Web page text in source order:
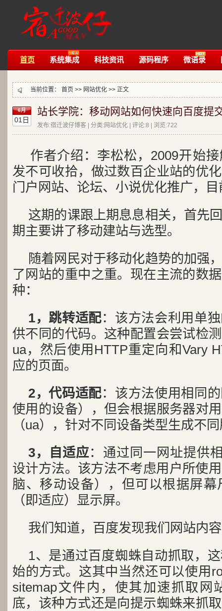
首页 系统集成 科技资讯 源码程序 微语录
当前位置： 首页 >> 网站优化 >> 正文
6月
01日
站长学院：移动网站如何快速向百度提
发布:宿迁波仔博客 | 分类:网站优化 | 评论:8 | 浏览:722
作者介绍：李松松，2009开始
发不可收拾，做过数百企业站的优
门户网站、论坛、小说优化推广，
这期的课跟上期息息相关，首先
期主要讲了移动建站与选型。
随着网民对于移动化趋势的加强
了网站的重中之重。现在主流的数
种：
1，跳转适配：该方法会利用单
供不同的代码。这种配置会尝试检
ua，然后使用HTTP重定向和Vary
应的页面。
2，代码适配：该方法使用相同
使用的设备），但会根据服务器对
（ua），针对不同设备类型生成不
3，自适应：通过同一网址提供
设计方法。该方法不考虑用户所使
脑、移动设备），但可以根据屏
（即适应）显示屏。
我们知道，百度发现我们网站内
1、是通过百度蜘蛛自动抓取，
始的方式。这其中当然还可以使用
sitemap文件内，使其加速抓取网
底，该种方式还是向提示蜘蛛来抓